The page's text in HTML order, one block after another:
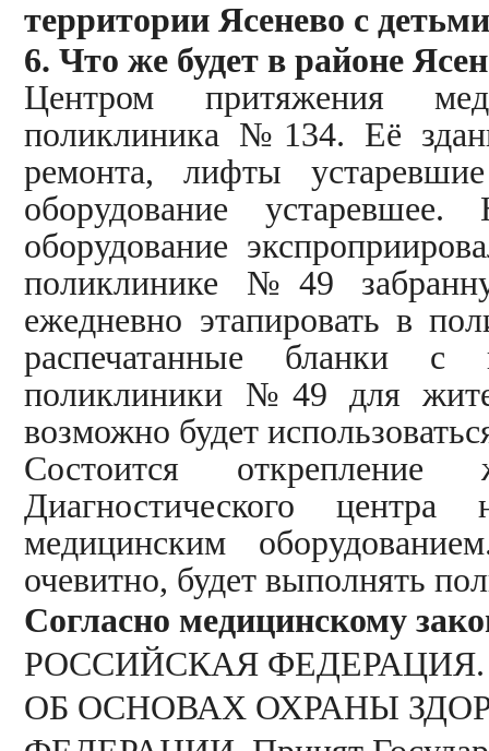
территории Ясенево с
6. Что же будет в районе
Центром притяжения
поликлиника №134. Её
ремонта, лифты
оборудование устаревшее.
оборудование
поликлинике №49
ежедневно этапировать в
распечатанные бланки
поликлиники №49 для
возможно будет
Состоится
Диагностического
медицинским
очевитно, будет выполнять
Согласно медицинскому
РОССИЙСКАЯ
ОБ ОСНОВАХ ОХРАНЫ